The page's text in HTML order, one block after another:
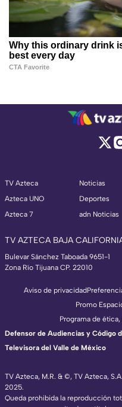
TV Azteca
Azteca UNO
Azteca 7
Noticias
Deportes
adn Noticias
TV AZTECA BAJA
Bulevar Sánchez Taboada 9651-1
Zona Río Tijuana CP. 22010
TV Azteca, M.R. & ©, TV Azteca,
2025.
Queda prohibida la reproducción
Aviso de privacidad
Promo
Programa de
Defensor de Audiencias y Código
Televisora del Valle de México